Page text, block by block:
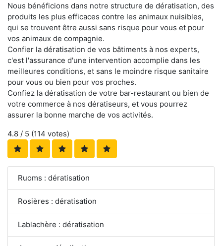
Nous bénéficions dans notre structure de dératisation, des
produits les plus efficaces contre les animaux nuisibles,
qui se trouvent être aussi sans risque pour vous et pour
vos animaux de compagnie.
Confier la dératisation de vos bâtiments à nos experts,
c'est l'assurance d'une intervention accomplie dans les
meilleures conditions, et sans le moindre risque sanitaire
pour vous ou bien pour vos proches.
Confiez la dératisation de votre bar-restaurant ou bien de
votre commerce à nos dératiseurs, et vous pourrez
assurer la bonne marche de vos activités.
4.8 / 5 (114 votes)
Ruoms : dératisation
Rosières : dératisation
Lablachère : dératisation